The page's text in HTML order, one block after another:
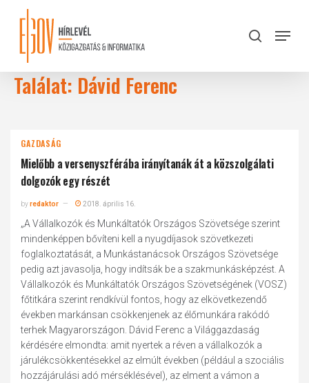
content
search
Menu
Találat: Dávid Ferenc
GAZDASÁG
Mielőbb a versenyszférába irányítanák át a közszolgálati
dolgozók egy részét
byredaktor 2018. április 16.
„A Vállalkozók és Munkáltatók Országos Szövetsége szerint
mindenképpen bővíteni kell a nyugdíjasok szövetkezeti
foglalkoztatását, a Munkástanácsok Országos Szövetsége
pedig azt javasolja, hogy indítsák be a szakmunkásképzést. A
Vállalkozók és Munkáltatók Országos Szövetségének (VOSZ)
főtitkára szerint rendkívül fontos, hogy az elkövetkezendő
években markánsan csökkenjenek az élőmunkára rakódó
terhek Magyarországon. Dávid Ferenc a Világgazdaság
kérdésére elmondta: amit nyertek a réven a vállalkozók a
járulékcsökkentésekkel az elmúlt években (például a szociális
hozzájárulási adó mérséklésével), az elment a vámon a
Close